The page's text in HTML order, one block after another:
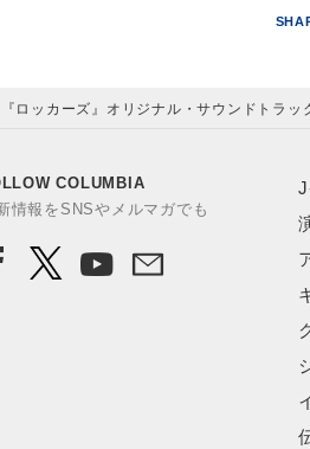
ロッカーズ』オリジナル・サウンドトラッ
COLUMBIA
情報をSNSやメルマガでも